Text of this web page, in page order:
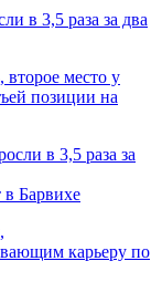
в 3,5 раза за два
второе место у
позиции на
Барвихе
карьеру по